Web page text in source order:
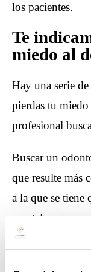
los pacientes.
Te
miedo al
Hay una serie
pierdas tu
profesional
Buscar un
que resulte más
a la que se tiene
mentalmente,
simplemente